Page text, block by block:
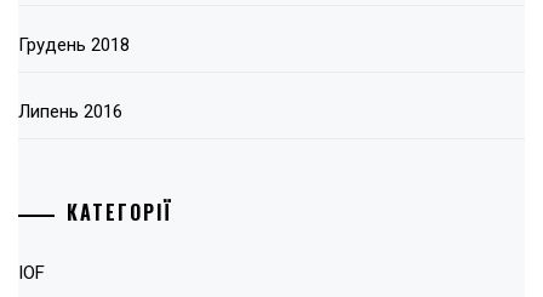
Грудень 2018
Липень 2016
КАТЕГОРІЇ
IOF